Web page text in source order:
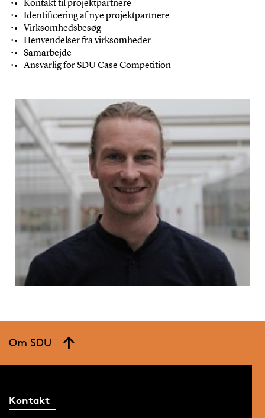
Kontakt til projektpartnere
Identificering af nye projektpartnere
Virksomhedsbesøg
Henvendelser fra virksomheder
Samarbejde
Ansvarlig for SDU Case Competition
Om SDU
Kontakt